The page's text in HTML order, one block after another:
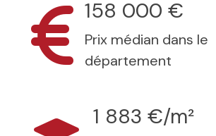
158 000 €
Prix médian dans le
département
1 883 €/m²